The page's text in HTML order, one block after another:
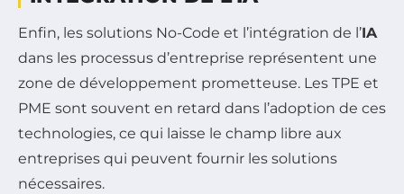
Enfin, les solutions No-Code et l’intégration de l’IA
dans les processus d’entreprise représentent une
zone de développement prometteuse. Les TPE et
PME sont souvent en retard dans l’adoption de ces
technologies, ce qui laisse le champ libre aux
entreprises qui peuvent fournir les solutions
nécessaires.